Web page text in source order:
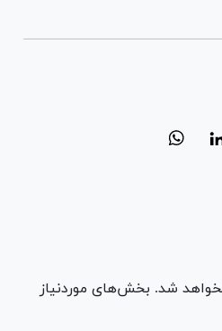
شد. بخش‌های موردنیاز